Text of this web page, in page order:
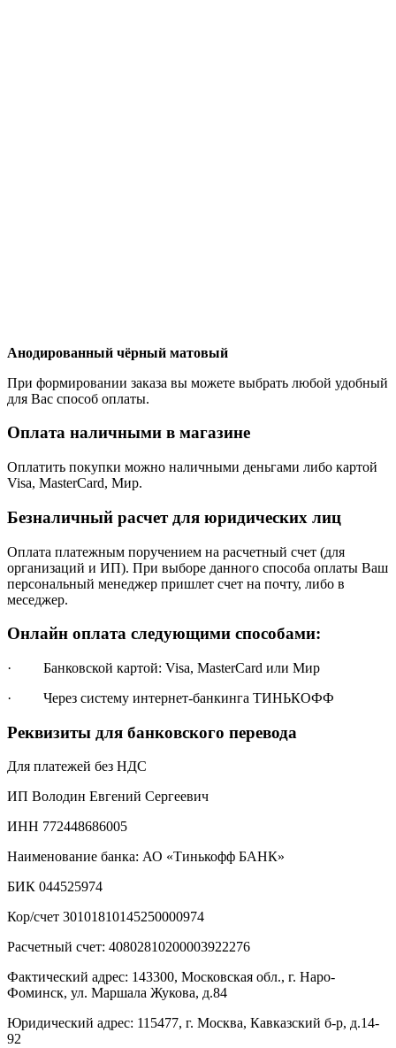
Анодированный чёрный матовый
При формировании заказа вы можете выбрать любой удобный
для Вас способ оплаты.
Оплата наличными в магазине
Оплатить покупки можно наличными деньгами либо картой
Visa, MasterCard, Мир.
Безналичный расчет для юридических лиц
Оплата платежным поручением на расчетный счет (для
организаций и ИП). При выборе данного способа оплаты Ваш
персональный менеджер пришлет счет на почту, либо в
меседжер.
Онлайн оплата следующими способами:
· Банковской картой: Visa, MasterCard или Мир
· Через систему интернет-банкинга ТИНЬКОФФ
Реквизиты для банковского перевода
Для платежей без НДС
ИП Володин Евгений Сергеевич
ИНН 772448686005
Наименование банка: АО «Тинькофф БАНК»
БИК 044525974
Кор/счет 30101810145250000974
Расчетный счет: 40802810200003922276
Фактический адрес: 143300, Московская обл., г. Наро-
Фоминск, ул. Маршала Жукова, д.84
Юридический адрес: 115477, г. Москва, Кавказский б-р, д.14-
92